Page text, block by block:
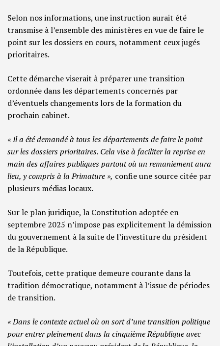
Selon nos informations, une instruction aurait été
transmise à l’ensemble des ministères en vue de faire le
point sur les dossiers en cours, notamment ceux jugés
prioritaires.
Cette démarche viserait à préparer une transition
ordonnée dans les départements concernés par
d’éventuels changements lors de la formation du
prochain cabinet.
« Il a été demandé à tous les départements de faire le point
sur les dossiers prioritaires. Cela vise à faciliter la reprise en
main des affaires publiques partout où un remaniement aura
lieu, y compris à la Primature », confie une source citée par
plusieurs médias locaux.
Sur le plan juridique, la Constitution adoptée en
septembre 2025 n’impose pas explicitement la démission
du gouvernement à la suite de l’investiture du président
de la République.
Toutefois, cette pratique demeure courante dans la
tradition démocratique, notamment à l’issue de périodes
de transition.
« Dans le contexte actuel où on sort d’une transition politique
pour entrer pleinement dans la cinquième République avec